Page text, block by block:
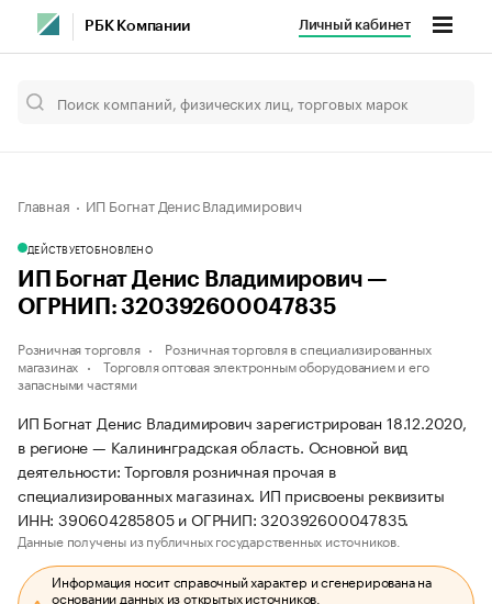
РБК Компании Личный кабинет
Главная ИП Богнат Денис Владимирович
ДЕЙСТВУЕТОБНОВЛЕНО
ИП Богнат Денис Владимирович —
ОГРНИП: 320392600047835
Розничная торговля
Розничная торговля в специализированных
магазинах
Торговля оптовая электронным оборудованием и его
запасными частями
ИП Богнат Денис Владимирович зарегистрирован 18.12.2020,
в регионе — Калининградская область. Основной вид
деятельности: Торговля розничная прочая в
специализированных магазинах. ИП присвоены реквизиты
ИНН: 390604285805 и ОГРНИП: 320392600047835.
Данные получены из публичных государственных источников.
Информация носит справочный характер и сгенерирована на
основании данных из открытых источников.